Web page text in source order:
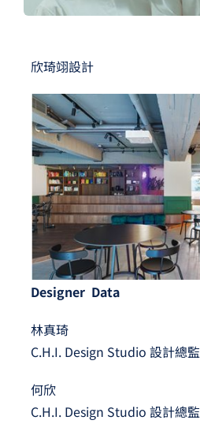
欣琦翊設計
Designer Data
林真琦
C.H.I. Design Studio 設計總監
何欣
C.H.I. Design Studio 設計總監